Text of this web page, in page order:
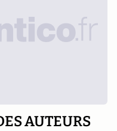
AUTEURS